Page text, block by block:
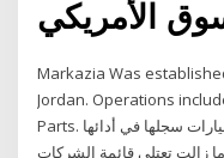
Markazia Was
Jordan. Operations
Parts. عززّت مجموعة تويوتا اليابانية لصناعة السيارات سجلها في أدائها
زالت تعتلي قائمة الشركات